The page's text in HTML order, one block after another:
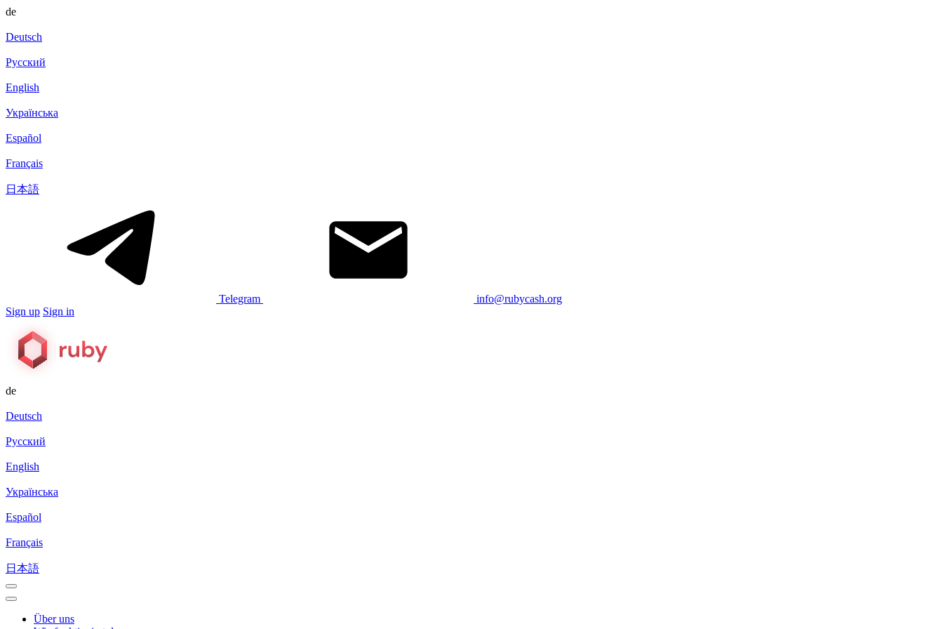
de
Deutsch
Русский
English
Українська
Español
Français
日本語
Telegram
info@rubycash.org
Sign up Sign in
de
Deutsch
Русский
English
Українська
Español
Français
日本語
Über uns